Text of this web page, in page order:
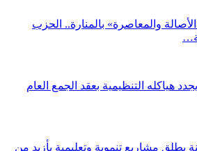
والمعاصرة» بالمنارة.. الحزب
هياكله التنظيمية بعقد الجمع العام
يطلق مشاريع تنموية وتعليمية بأزيد من